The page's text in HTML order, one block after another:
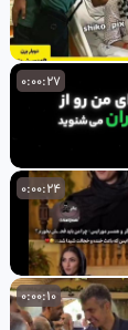
0:00:27
0:00:24
0:00:10